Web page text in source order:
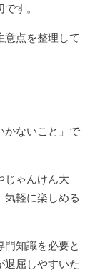
す。
意点を整理して
かないこと」で
じゃんけん大
気軽に楽しめる
知識を必要と
退屈しやすいた